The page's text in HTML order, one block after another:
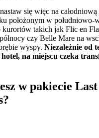
się więc na
położonym w południowo-
kurortów takich jak Flic en
czy Belle Mare na
wyspy. Niezależnie od
na miejscu czeka
w pakiecie